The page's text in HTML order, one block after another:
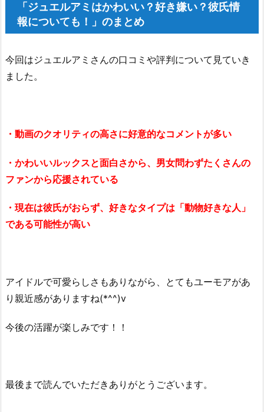
「ジュエルアミはかわいい？好き嫌い？彼氏情
報についても！」のまとめ
今回はジュエルアミさんの口コミや評判について見ていき
ました。
・動画のクオリティの高さに好意的なコメントが多い
・かわいいルックスと面白さから、男女問わずたくさんの
ファンから応援されている
・現在は彼氏がおらず、好きなタイプは「動物好きな人」
である可能性が高い
アイドルで可愛らしさもありながら、とてもユーモアがあ
り親近感がありますね(*^^)v
今後の活躍が楽しみです！！
最後まで読んでいただきありがとうございます。